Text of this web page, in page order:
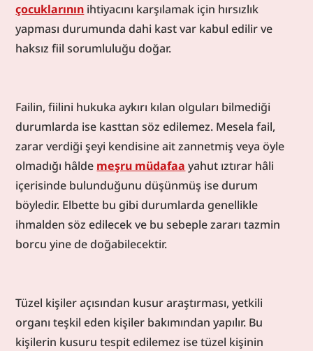
çocuklarının ihtiyacını karşılamak için hırsızlık
yapması durumunda dahi kast var kabul edilir ve
haksız fiil sorumluluğu doğar.
Failin, fiilini hukuka aykırı kılan olguları bilmediği
durumlarda ise kasttan söz edilemez. Mesela fail,
zarar verdiği şeyi kendisine ait zannetmiş veya öyle
olmadığı hâlde meşru müdafaa yahut ıztırar hâli
içerisinde bulunduğunu düşünmüş ise durum
böyledir. Elbette bu gibi durumlarda genellikle
ihmalden söz edilecek ve bu sebeple zararı tazmin
borcu yine de doğabilecektir.
Tüzel kişiler açısından kusur araştırması, yetkili
organı teşkil eden kişiler bakımından yapılır. Bu
kişilerin kusuru tespit edilemez ise tüzel kişinin